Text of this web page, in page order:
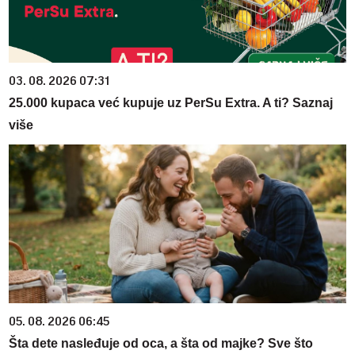
03. 08. 2026 07:31
25.000 kupaca već kupuje uz PerSu Extra. A ti? Saznaj
više
05. 08. 2026 06:45
Šta dete nasleđuje od oca, a šta od majke? Sve što